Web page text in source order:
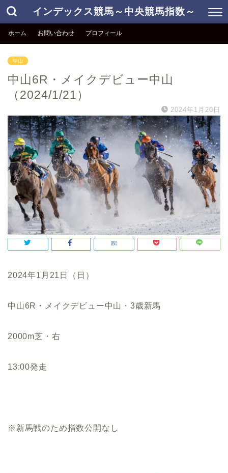
インデックス競馬～中央競馬指数～
ホーム お問い合わせ プロフィール
中山
中山6R・メイクデビュー中山
（2024/1/21）
2024年1月20日
2024年1月21日（日）
中山6R・メイクデビュー中山・3歳新馬
2000m芝・右
13:00発走
※新馬戦のため指数公開なし